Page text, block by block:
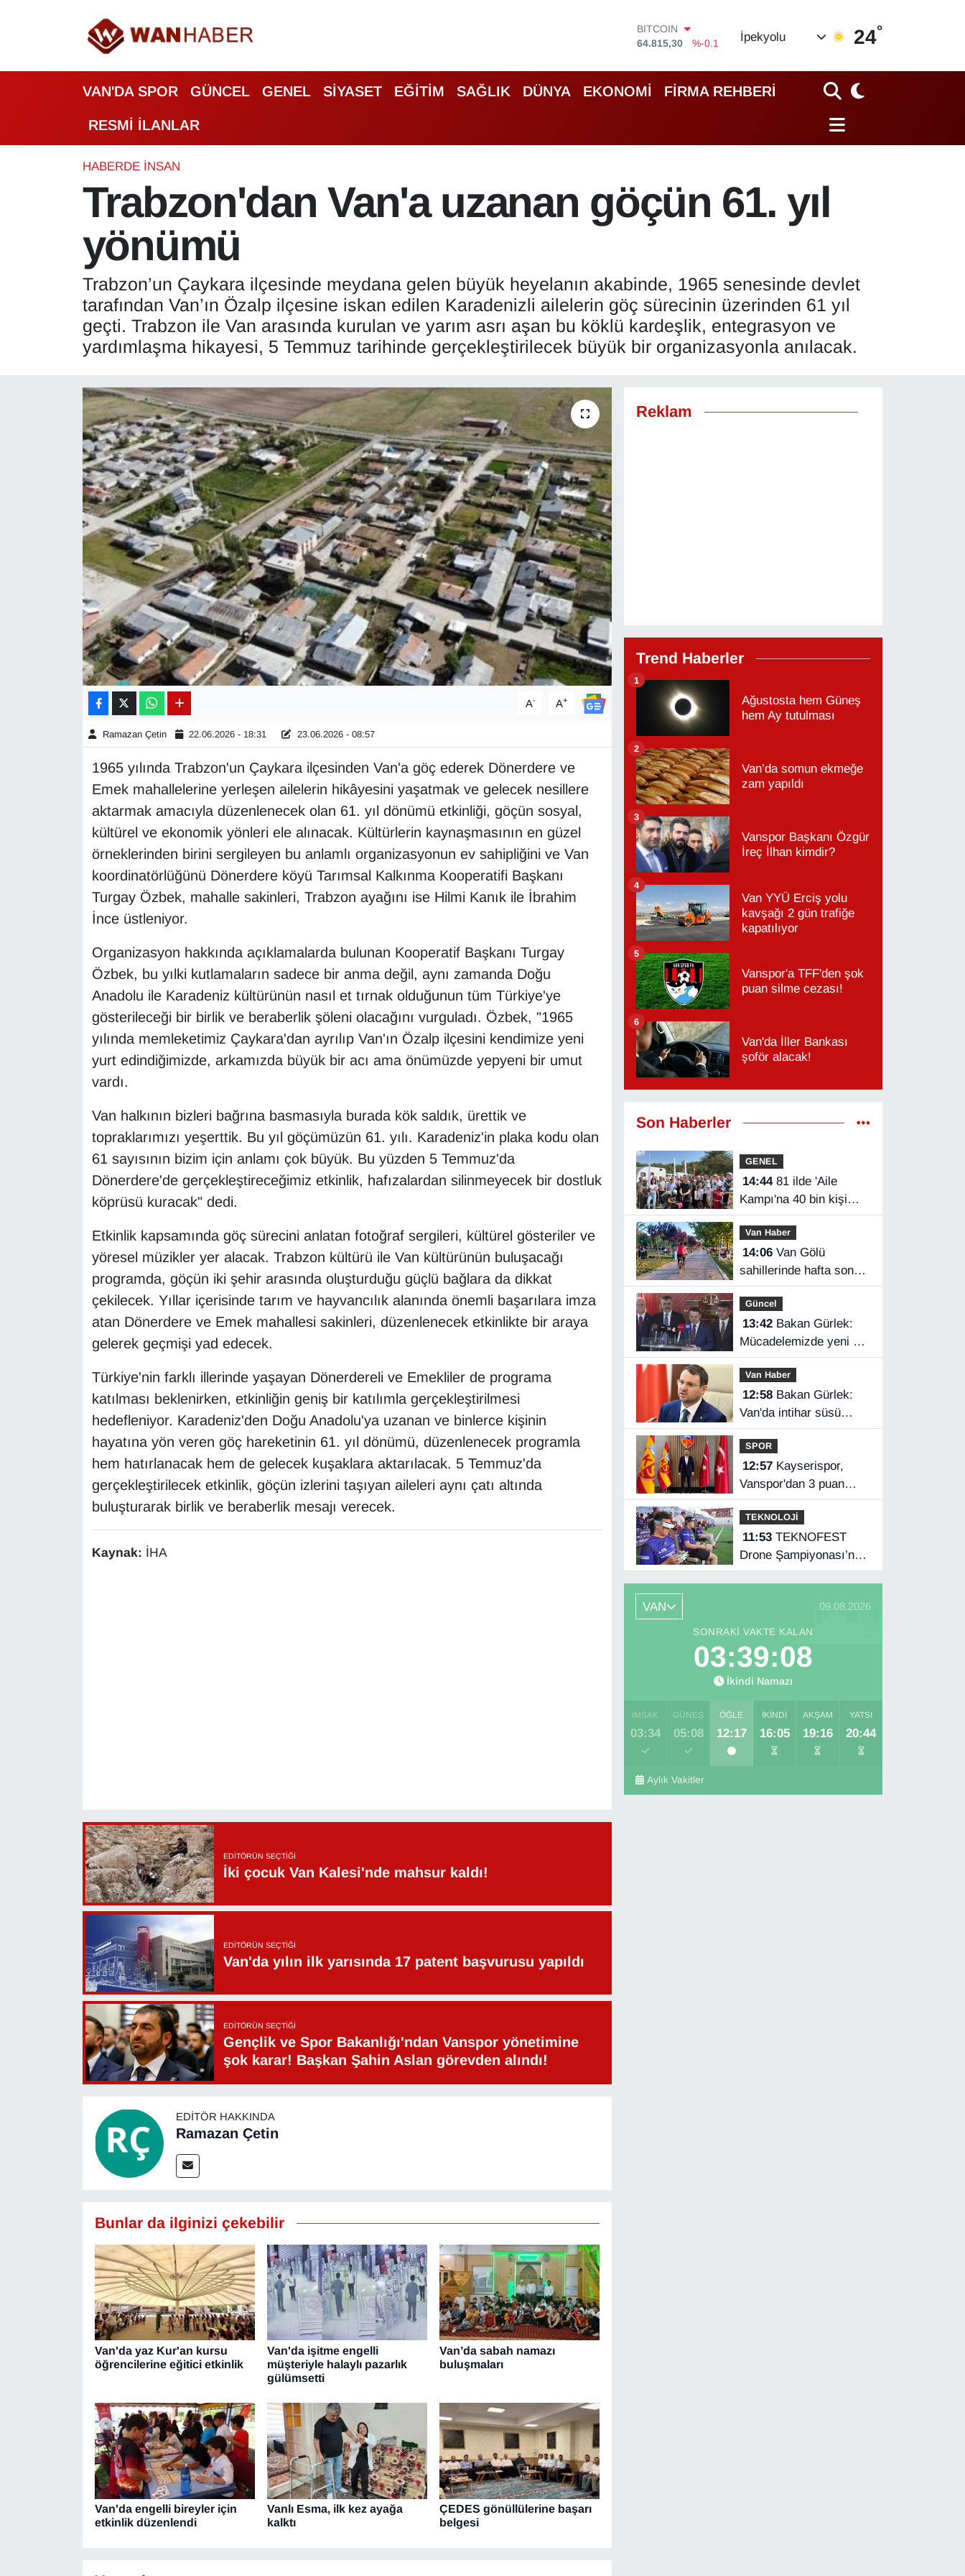
DOLAR
47,7436
%0.18
55,2510
%0.32
STERLİN
BİST100
İpekyolu 24°
VAN'DA SPOR GÜNCEL GENEL SİYASET EĞİTİM SAĞLIK DÜNYA EKONOMİ FİRMA REHBERİ
RESMİ İLANLAR
HABERDE İNSAN
Trabzon'dan Van'a uzanan göçün 61. yıl
yönümü
Trabzon’un Çaykara ilçesinde meydana gelen büyük heyelanın akabinde, 1965 senesinde devlet
tarafından Van’ın Özalp ilçesine iskan edilen Karadenizli ailelerin göç sürecinin üzerinden 61 yıl
geçti. Trabzon ile Van arasında kurulan ve yarım asrı aşan bu köklü kardeşlik, entegrasyon ve
yardımlaşma hikayesi, 5 Temmuz tarihinde gerçekleştirilecek büyük bir organizasyonla anılacak.
A- A+
Ramazan Çetin 22.06.2026 - 18:31 23.06.2026 - 08:57
1965 yılında Trabzon'un Çaykara ilçesinden Van'a göç ederek Dönerdere ve
Emek mahallelerine yerleşen ailelerin hikâyesini yaşatmak ve gelecek nesillere
aktarmak amacıyla düzenlenecek olan 61. yıl dönümü etkinliği, göçün sosyal,
kültürel ve ekonomik yönleri ele alınacak. Kültürlerin kaynaşmasının en güzel
örneklerinden birini sergileyen bu anlamlı organizasyonun ev sahipliğini ve Van
koordinatörlüğünü Dönerdere köyü Tarımsal Kalkınma Kooperatifi Başkanı
Turgay Özbek, mahalle sakinleri, Trabzon ayağını ise Hilmi Kanık ile İbrahim
İnce üstleniyor.
Organizasyon hakkında açıklamalarda bulunan Kooperatif Başkanı Turgay
Özbek, bu yılki kutlamaların sadece bir anma değil, aynı zamanda Doğu
Anadolu ile Karadeniz kültürünün nasıl et tırnak olduğunun tüm Türkiye'ye
gösterileceği bir birlik ve beraberlik şöleni olacağını vurguladı. Özbek, "1965
yılında memleketimiz Çaykara'dan ayrılıp Van'ın Özalp ilçesini kendimize yeni
yurt edindiğimizde, arkamızda büyük bir acı ama önümüzde yepyeni bir umut
vardı.
Van halkının bizleri bağrına basmasıyla burada kök saldık, ürettik ve
topraklarımızı yeşerttik. Bu yıl göçümüzün 61. yılı. Karadeniz'in plaka kodu olan
61 sayısının bizim için anlamı çok büyük. Bu yüzden 5 Temmuz'da
Dönerdere'de gerçekleştireceğimiz etkinlik, hafızalardan silinmeyecek bir dostluk
köprüsü kuracak" dedi.
Etkinlik kapsamında göç sürecini anlatan fotoğraf sergileri, kültürel gösteriler ve
yöresel müzikler yer alacak. Trabzon kültürü ile Van kültürünün buluşacağı
programda, göçün iki şehir arasında oluşturduğu güçlü bağlara da dikkat
çekilecek. Yıllar içerisinde tarım ve hayvancılık alanında önemli başarılara imza
atan Dönerdere ve Emek mahallesi sakinleri, düzenlenecek etkinlikte bir araya
gelerek geçmişi yad edecek.
Türkiye'nin farklı illerinde yaşayan Dönerdereli ve Emekliler de programa
katılması beklenirken, etkinliğin geniş bir katılımla gerçekleştirilmesi
hedefleniyor. Karadeniz'den Doğu Anadolu'ya uzanan ve binlerce kişinin
hayatına yön veren göç hareketinin 61. yıl dönümü, düzenlenecek programla
hem hatırlanacak hem de gelecek kuşaklara aktarılacak. 5 Temmuz'da
gerçekleştirilecek etkinlik, göçün izlerini taşıyan aileleri aynı çatı altında
buluşturarak birlik ve beraberlik mesajı verecek.
Kaynak: İHA
EDITÖRÜN SEÇTIĞI
İki çocuk Van Kalesi'nde mahsur kaldı!
EDITÖRÜN SEÇTIĞI
Van'da yılın ilk yarısında 17 patent başvurusu yapıldı
EDITÖRÜN SEÇTIĞI
Gençlik ve Spor Bakanlığı'ndan Vanspor yönetimine
şok karar! Başkan Şahin Aslan görevden alındı!
EDITÖR HAKKINDA
Ramazan Çetin
Bunlar da ilginizi çekebilir
Van'da yaz Kur'an kursu
öğrencilerine eğitici etkinlik
Van'da işitme engelli
müşteriyle halaylı pazarlık
gülümsetti
Van’da sabah namazı
buluşmaları
Van'da engelli bireyler için
etkinlik düzenlendi
Vanlı Esma, ilk kez ayağa
kalktı
ÇEDES gönüllülerine başarı
belgesi
Reklam
Trend Haberler
Ağustosta hem Güneş
hem Ay tutulması
1
Van’da somun ekmeğe
zam yapıldı
2
Vanspor Başkanı Özgür
İreç İlhan kimdir?
3
Van YYÜ Erciş yolu
kavşağı 2 gün trafiğe
kapatılıyor
4
Vanspor'a TFF'den şok
puan silme cezası!
5
Van'da İller Bankası
şoför alacak!
6
Son Haberler
GENEL
14:4481 ilde 'Aile
Kampı'na 40 bin kişi
katıldı
Van Haber
14:06Van Gölü
sahillerinde hafta sonu
yoğunluğu
Güncel
13:42Bakan Gürlek:
Mücadelemizde yeni bir
boyuta geçeceğiz
Van Haber
12:58Bakan Gürlek:
Van'da intihar süsü
verilen olay aydınlatıldı
SPOR
12:57Kayserispor,
Vanspor'dan 3 puan
istiyor
TEKNOLOJİ
11:53TEKNOFEST
Drone Şampiyonası’nda
ilk etap Şırnak’ta
VAN
09.08.2026
SONRAKI VAKTE KALAN
03:39:07
İkindi Namazı
İMSAK
03:34
GÜNEŞ
05:08
ÖĞLE
12:17
İKINDI
16:05
AKŞAM
19:16
YATSI
20:44
Aylık Vakitler
ASAYİŞ
BİLİM VE TEKNOLOJİ
Biyografi
Bölge Haberleri
ÇEVRE
Deprem
Dernekler, Odalar
DÜNYA
EĞİTİM
EKONOMİ
Eleman
En çok konuşulanlar
GENEL
Gündem
HABERDE İNSAN
Kamu Alımları
Kim Kimdir?
ONE EKONOMİ
POLİTİKA
Resmi İlanlar
RÖPORTAJ
Sinema - TV
TEKNOLOJİ
Van Nöbetçi Eczaneler
Van Hava Durumu
Van Namaz Vakitleri
Van Trafik Yoğunluk Haritası
Süper Lig Puan Durumu ve Fikstür
Tüm Manşetler
Son Dakika Haberleri
Haber Arşivi